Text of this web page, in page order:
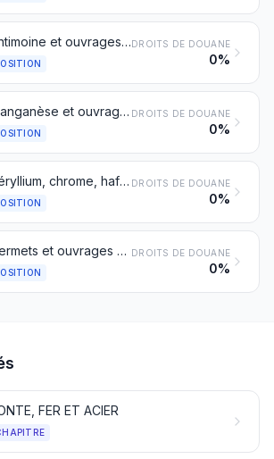
Antimoine et ouvrages en antimoine, y compris les déchets et débrisDROITS DE DOUANE
0%
Manganèse et ouvrages en manganèse, y compris les déchets et débris DROITS DE DOUANE
0%
Béryllium, chrome, hafnium (celtium), rhénium, thallium, cadmium, germanium, vanadium, gallium, indium et niobium (columbium), ainsi que les ouvrages en ces métaux, y compris les déchets et débris DROITS DE DOUANE
0%
Cermets et ouvrages en cermets, y compris les déchets et débris DROITS DE DOUANE
0%
FER ET ACIER